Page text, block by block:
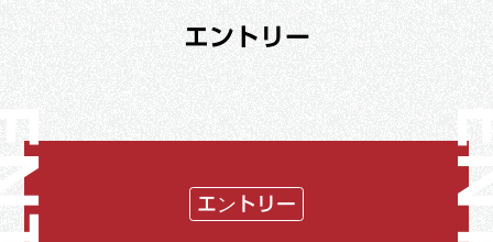
エントリー
エントリー